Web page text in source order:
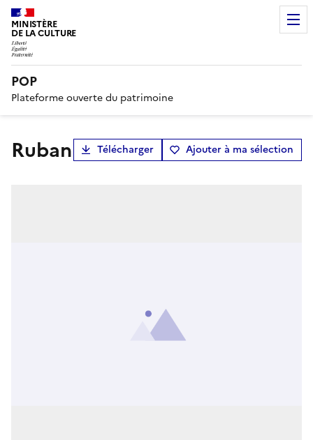
MINISTÈRE
DE LA CULTURE
POP
Plateforme ouverte du patrimoine
ruban Télécharger Ajouter à ma sélection